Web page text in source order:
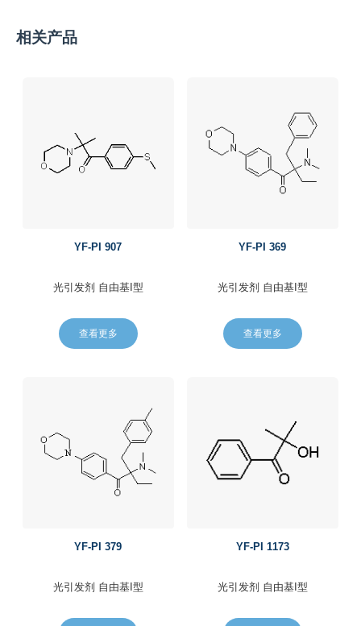
相关产品
YF-PI 907
光引发剂 自由基I型
查看更多
YF-PI 369
光引发剂 自由基I型
查看更多
YF-PI 379
光引发剂 自由基I型
YF-PI 1173
光引发剂 自由基I型